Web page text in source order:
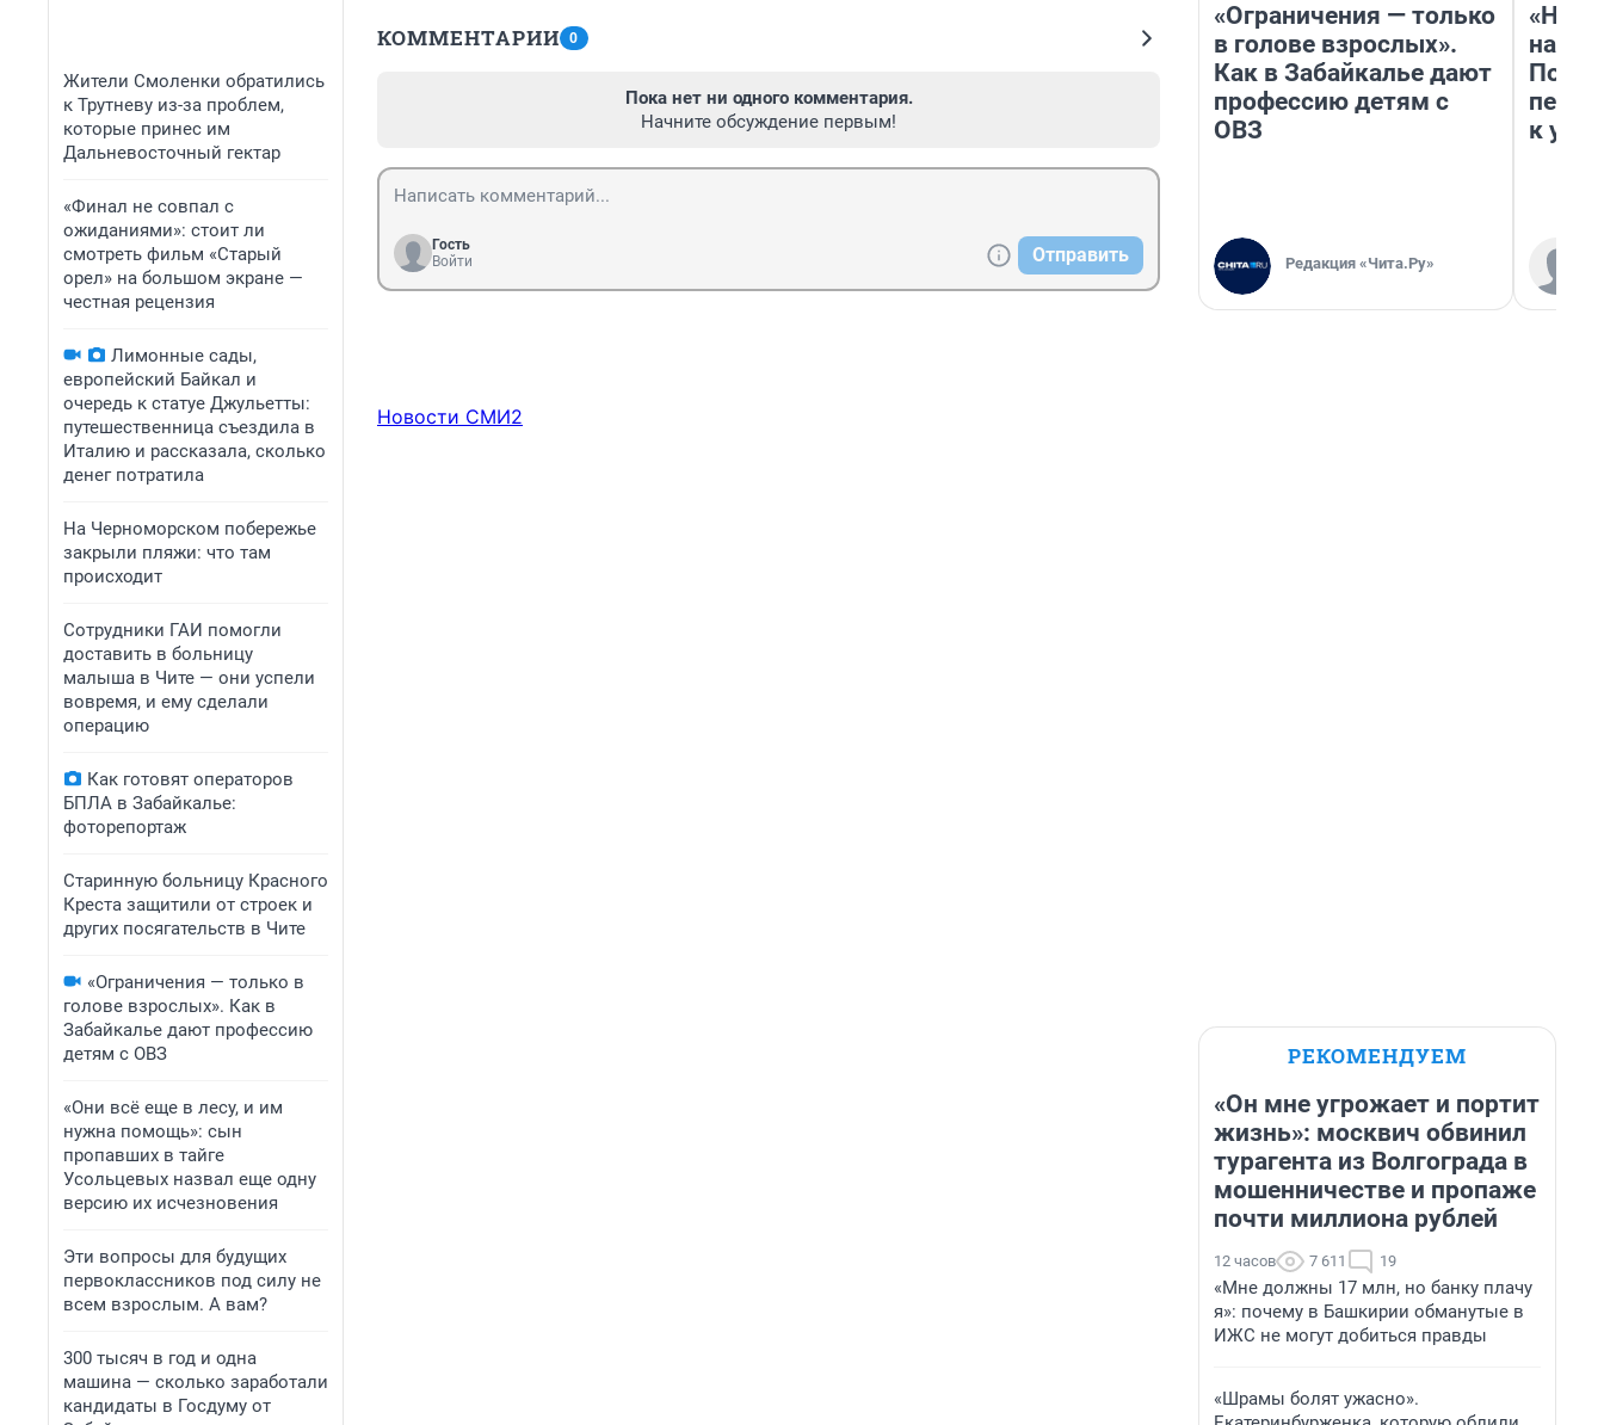
Жители Смоленки обратились
к Трутневу из-за проблем,
которые принес им
Дальневосточный гектар
«Финал не совпал с
ожиданиями»: стоит ли
смотреть фильм «Старый
орел» на большом экране —
честная рецензия
Лимонные сады,
европейский Байкал и
очередь к статуе Джульетты:
путешественница съездила в
Италию и рассказала, сколько
денег потратила
На Черноморском побережье
закрыли пляжи: что там
происходит
Сотрудники ГАИ помогли
доставить в больницу
малыша в Чите — они успели
вовремя, и ему сделали
операцию
Как готовят операторов
БПЛА в Забайкалье:
фоторепортаж
Старинную больницу Красного
Креста защитили от строек и
других посягательств в Чите
«Ограничения — только в
голове взрослых». Как в
Забайкалье дают профессию
детям с ОВЗ
«Они всё еще в лесу, и им
нужна помощь»: сын
пропавших в тайге
Усольцевых назвал еще одну
версию их исчезновения
Эти вопросы для будущих
первоклассников под силу не
всем взрослым. А вам?
300 тысяч в год и одна
машина — сколько заработали
кандидаты в Госдуму от
КОММЕНТАРИИ 0
Пока нет ни одного комментария.
Начните обсуждение первым!
Гость
Войти
Отправить
Новости СМИ2
«Ограничения — только
в голове взрослых».
Как в Забайкалье дают
профессию детям с
ОВЗ
Редакция «Чита.Ру»
надо
к
РЕКОМЕНДУЕМ
«Он мне угрожает и портит
жизнь»: москвич обвинил
турагента из Волгограда в
мошенничестве и пропаже
почти миллиона рублей
12 часов 7 611 19
«Мне должны 17 млн, но банку плачу
я»: почему в Башкирии обманутые в
ИЖС не могут добиться правды
«Шрамы болят ужасно».